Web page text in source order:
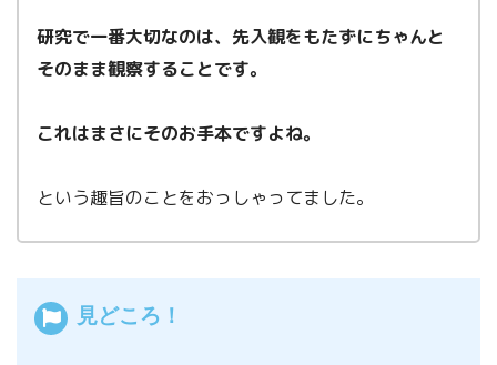
研究で一番大切なのは、先入観をもたずにちゃんと
そのまま観察することです。
これはまさにそのお手本ですよね。
という趣旨のことをおっしゃってました。
見どころ！